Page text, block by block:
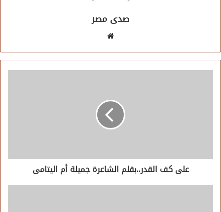
صدى مصر
على كف القدر..بقلم الشاعرة جميلة أم اليتامى